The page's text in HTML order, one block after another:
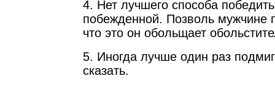
4. Нет лучшего способа
побежденной. Позволь мужчине
что это он обольщает
5. Иногда лучше один раз
сказать.